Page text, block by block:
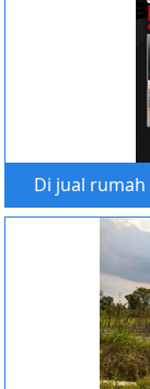
Di jual rumah